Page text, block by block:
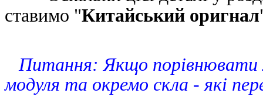
ставимо "Китайський оригнал
Питання: Якщо
модуля та окремо скла - які